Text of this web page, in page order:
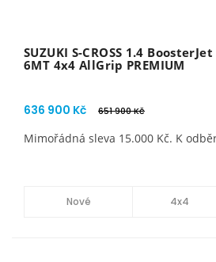
SUZUKI S-CROSS 1.4
6MT 4x4 AllGrip PREMIUM
636 900 Kč 651 900 Kč
Mimořádná sleva 15.000 Kč. K
Nové 4x4